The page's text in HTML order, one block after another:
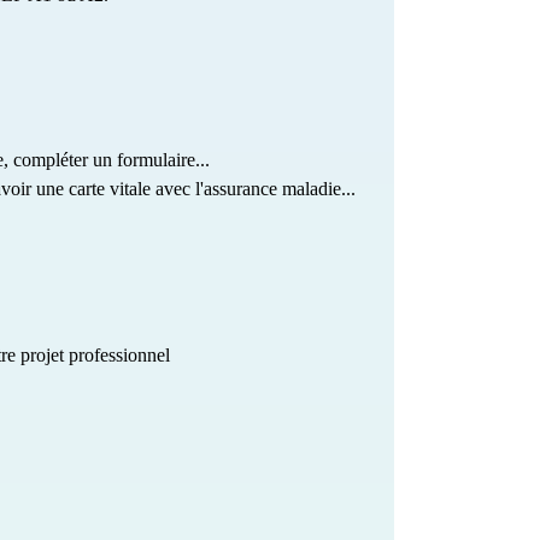
compléter un formulaire...
une carte vitale avec l'assurance maladie...
projet professionnel